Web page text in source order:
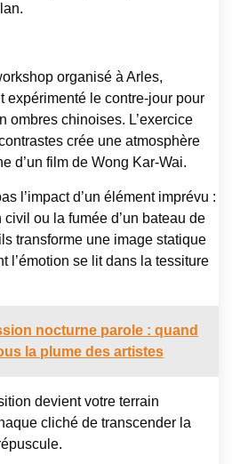
organisé à Arles,
expérimenté le contre-jour pour
ombres chinoises. L’exercice
crée une atmosphère
d’un film de Wong Kar-Wai.
l’impact d’un élément imprévu :
ou la fumée d’un bateau de
transforme une image statique
l’émotion se lit dans la tessiture
nocturne parole : quand
la plume des artistes
devient votre terrain
cliché de transcender la